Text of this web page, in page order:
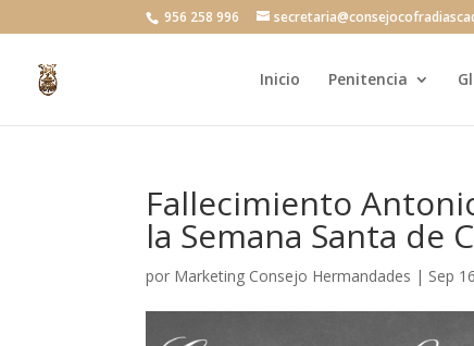
956 258 996
Inicio Penitencia
Fallecimiento
la Semana Santa de
por Marketing Consejo Hermandades | Sep